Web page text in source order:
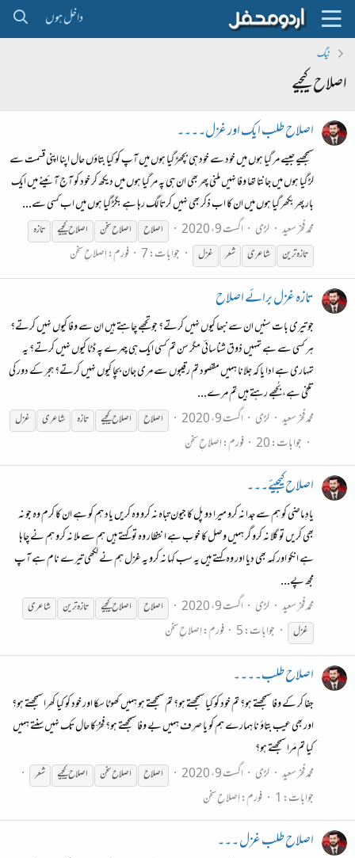
داخل ہوں
ٹیگ
اصلاح کیجیے
اصلاح طلب ایک اور غزل۔۔۔۔
سمجھیے جیسے مر گیا ہوں میں خود سے خود ہی بچھڑ گیا ہوں میں آپ کو کیا بتاؤں حال اپنا اپنی قسمت سے
لڑ گیا ہوں میں جانتا تھا وفا نہیں ملنی پھر بھی ان ہی پہ مر گیا ہوں میں دیکھ کر خود کو آج آئینے میں ایک
بار پھر بکھر گیا ہوں میں ان کا اب ذکر بھی نہیں کرتا لگ رہا ہے بگڑ گیا ہوں میں اب کسی سے...
محمد فخر سعید لڑی اگست 9، 2020 اصلاح اصلاحسخن اصلاحکیجیے
تازہ
تازہ ترین
شاعری شعر غزل جوابات: 7 فورم:اِصلاحِ سخن
تازہ غزل برائے اصلاح
جو تیری بات سنیں ان سے نبھا کیوں نہیں کرتے؟ جو تجھے چاہتے ہیں ان سے وفا کیوں نہیں کرتے؟
ہر کسی سے ہے تمہیں ذوق شناسائی مگر سن تم کسی ایک ہی چہرے پہ ڈٹا کیوں نہیں کرتے؟ یہ
تمہاری ہے ادا یا کہ جلانا ہمیں مقصود تم رقیبوں سے مری جان بچا کیوں نہیں کرتے؟ ہجر کے دور کی
تلخی ہے، بُجھے رہتے ہیں تم مرے...
محمد فخر سعید لڑی اگست 9، 2020 اصلاح اصلاحکیجیے تازہ شاعری غزل
جوابات: 20 فورم:اِصلاحِ سخن
اصلاح کیجیئے۔۔۔
یادِ ماضی کو ہم سے جدا نہ کرو میرا دو پل کا جیون تباہ نہ کرو وہ کریں یاد ہم کو ہے ان کا کرم وہ جو نہ
بھی کریں تو گلا نہ کرو گر ہمیں وصل کا خوب ہے انتظار وہ تو کہتے ہیں ہم سے ملا نہ کرو ہم نے چاہا
ہے انکو اور کہہ بھی دیا اور وہ کہتے ہیں یہ سب کہا نہ کرو یہ غزل ہم نے لکھی تیرے نام ہے آپ
مجھ پے...
محمد فخر سعید لڑی اگست 9، 2020 اصلاح اصلاحکیجیے تازہ ترین
شاعری
غزل
جوابات: 5 فورم:اِصلاحِ سخن
اصلاح طلب۔۔۔۔
جفا کر کے وفا سمجھتے ہو؟ تم خود کو کیا سمجھتے ہو؟ تم سمجھتے ہو ہمیں کھوٹا سکا اور خود کو کیا کھرا سمجھتے ہو؟
اور بھی عیب بتاؤ نا ہمارے ہم کو یا صرف ہمیں بے وفا سمجھتے ہو؟ فخرؔ کا حال تک نہیں سنتے ہمیں
کیا تم مَرا سمجھتے ہو؟
محمد فخر سعید لڑی اگست 9، 2020 اصلاح اصلاحسخن اصلاحکیجیے شعر
جوابات: 1 فورم:اِصلاحِ سخن
اصلاح طلب غزل ۔۔۔